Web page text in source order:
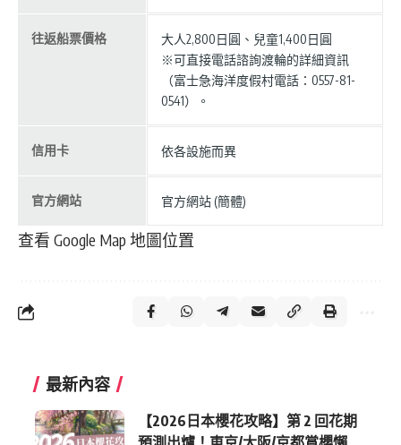
往返船票價格
大人2,800日圓、兒童1,400日圓
※可直接電話諮詢渡輪的詳細資訊
（富士急海洋度假村電話：0557-81-
0541）。
信用卡 依各設施而異
官方網站 官方網站 (簡體)
查看 Google Map 地圖位置
最新內容
【2026日本櫻花攻略】第 2 回花期